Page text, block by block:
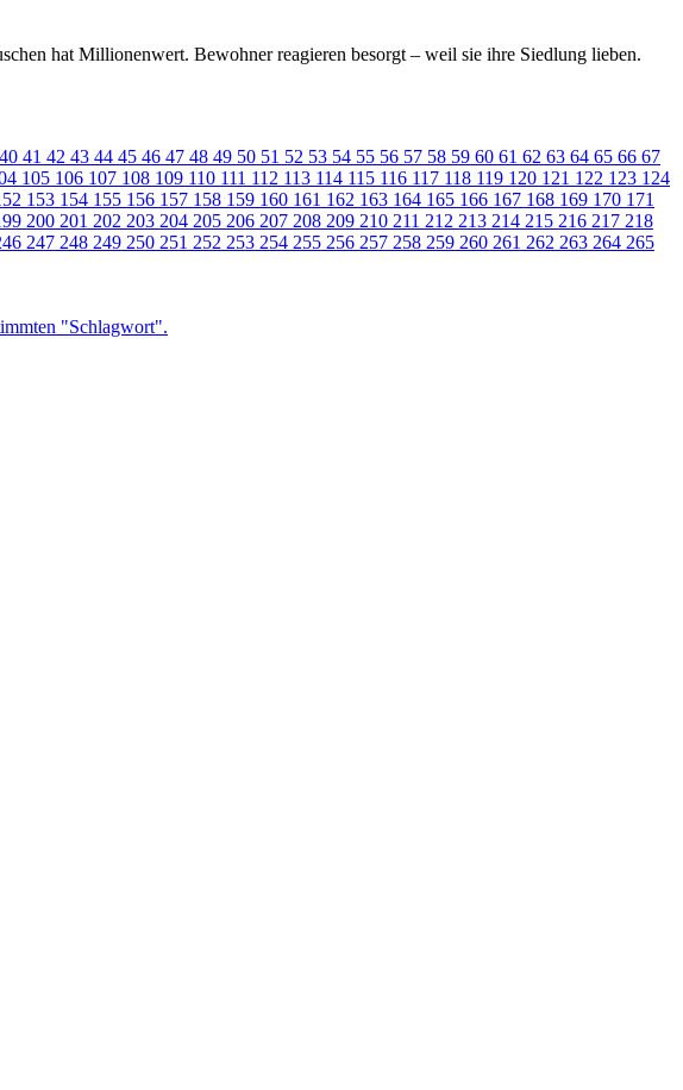
hat Millionenwert. Bewohner reagieren besorgt – weil sie ihre Siedlung lieben.
40 41 42 43 44 45 46 47 48 49 50 51 52 53 54 55 56 57 58 59 60 61 62 63 64 65 66 67
105 106 107 108 109 110 111 112 113 114 115 116 117 118 119 120 121 122 123 124
153 154 155 156 157 158 159 160 161 162 163 164 165 166 167 168 169 170 171
200 201 202 203 204 205 206 207 208 209 210 211 212 213 214 215 216 217 218
247 248 249 250 251 252 253 254 255 256 257 258 259 260 261 262 263 264 265
"Schlagwort".